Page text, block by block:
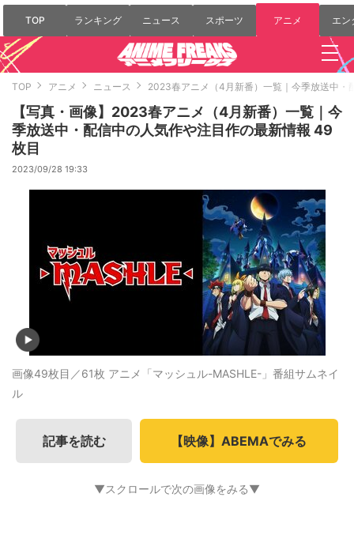
TOP ランキング ニュース スポーツ アニメ エン
TOP アニメ ニュース 2023春アニメ（4月新番）一覧｜今季放送中・
【写真・画像】2023春アニメ（4月新番）一覧｜今
季放送中・配信中の人気作や注目作の最新情報 49
枚目
2023/09/28 19:33
画像49枚目／61枚 アニメ「マッシュル-MASHLE-」番組サムネイ
ル
記事を読む 【映像】ABEMAでみる
▼スクロールで次の画像をみる▼